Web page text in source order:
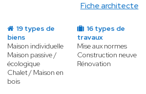
Fiche architecte
19 types de
biens
Maison individuelle
Maison passive /
écologique
Chalet / Maison en
bois
16 types de
travaux
Mise aux normes
Construction neuve
Rénovation